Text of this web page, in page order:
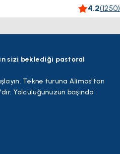
4.2(1250)
sizi beklediği pastoral
Tekne turuna Alimos'tan
Yolculuğunuzun başında